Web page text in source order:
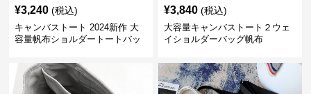
¥3,240 (税込)
キャンバストート 2024新作 大
容量帆布ショルダートートバッ
¥3,840 (税込)
大容量キャンバストート２ウェ
イショルダーバッグ帆布